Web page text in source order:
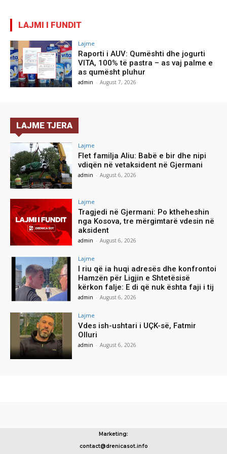
LAJMI I FUNDIT
Lajme
Raporti i AUV: Qumështi dhe jogurti
VITA, 100% të pastra – as vaj palme e
as qumësht pluhur
admin - August 7, 2026
LAJME TJERA
Lajme
Flet familja Aliu: Babë e bir dhe nipi
vdiqën në vetaksident në Gjermani
admin - August 6, 2026
Lajme
Tragjedi në Gjermani: Po ktheheshin
nga Kosova, tre mërgimtarë vdesin në
aksident
admin - August 6, 2026
Lajme
I riu që ia huqi adresës dhe konfrontoi
Hamzën për Ligjin e Shtetësisë
kërkon falje: E di që nuk ështa faji i tij
admin - August 6, 2026
Lajme
Vdes ish-ushtari i UÇK-së, Fatmir
Olluri
admin - August 6, 2026
Marketing:
contact@drenicasot.info